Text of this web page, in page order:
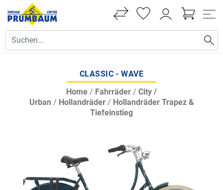
CLASSIC - WAVE
Home / Fahrräder / City /
Urban / Hollandräder/ Hollandräder Trapez &
Tiefeinstieg